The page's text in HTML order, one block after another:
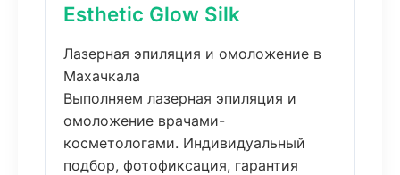
Esthetic Glow Silk
Лазерная эпиляция и омоложение в
Махачкала
Выполняем лазерная эпиляция и
омоложение врачами-
косметологами. Индивидуальный
подбор, фотофиксация, гарантия